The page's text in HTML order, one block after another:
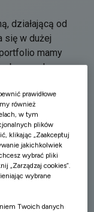
działającą od
się w dużej
mamy
obszarach
lekarską.
rozwiązań
prawidłowe
również
w tym
plików
klikając „Zaakceptuj
jakichkolwiek
wybrać pliki
„Zarządzaj cookies”.
wybrane
Twoich danych